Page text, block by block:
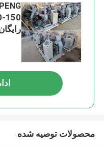
محصولات توصیه شده